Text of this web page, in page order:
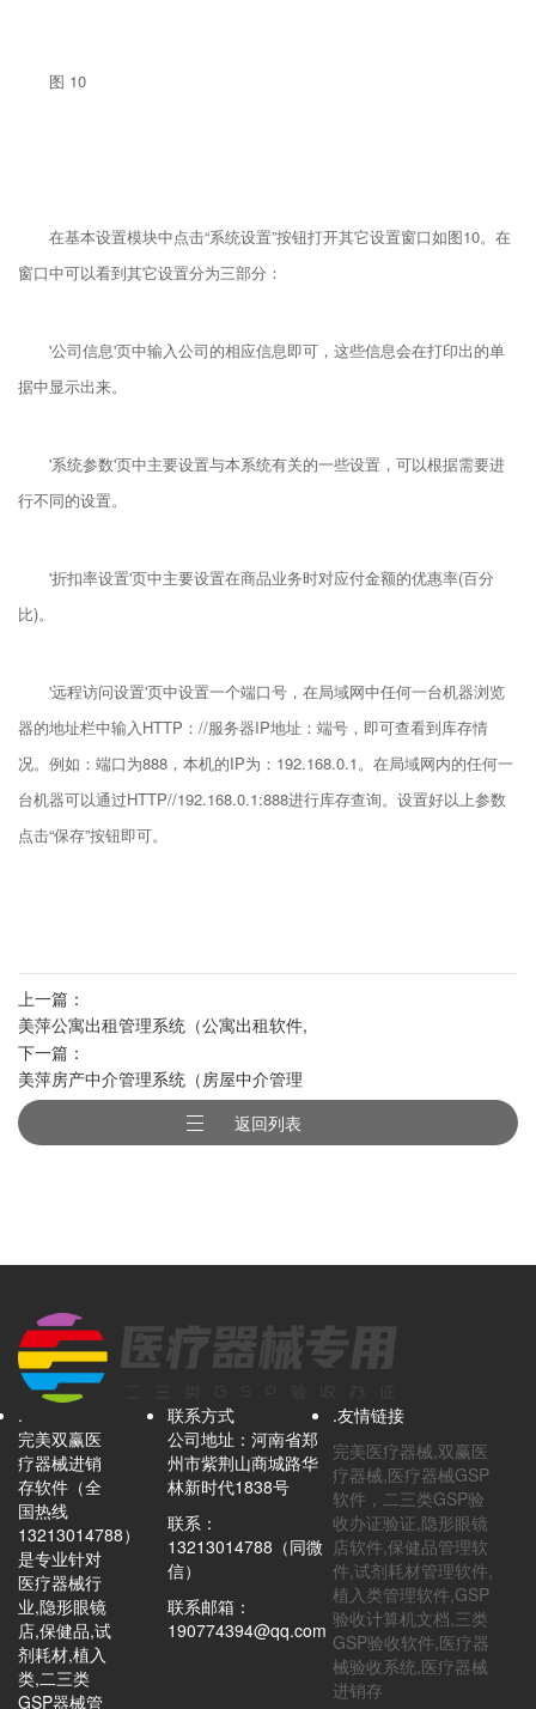
图 10
在基本设置模块中点击“系统设置”按钮打开其它设置窗口如图10。在
窗口中可以看到其它设置分为三部分：
'公司信息'页中输入公司的相应信息即可，这些信息会在打印出的单
据中显示出来。
'系统参数'页中主要设置与本系统有关的一些设置，可以根据需要进
行不同的设置。
'折扣率设置'页中主要设置在商品业务时对应付金额的优惠率(百分
比)。
'远程访问设置'页中设置一个端口号，在局域网中任何一台机器浏览
器的地址栏中输入HTTP：//服务器IP地址：端号，即可查看到库存情
况。例如：端口为888，本机的IP为：192.168.0.1。在局域网内的任何一
台机器可以通过HTTP//192.168.0.1:888进行库存查询。设置好以上参数
点击“保存”按钮即可。
上一篇：
美萍公寓出租管理系统（公寓出租软件,
房屋中介软件,办公室出租软件）
下一篇：
美萍房产中介管理系统（房屋中介管理
软件,房介管理软件,房屋出租管理软件）
返回列表
.
完美双赢医
疗器械进销
存软件（全
国热线
13213014788）
是专业针对
医疗器械行
业,隐形眼镜
店,保健品,试
剂耗材,植入
类,二三类
GSP器械管
联系方式
公司地址：河南省郑
州市紫荆山商城路华
林新时代1838号
联系：
13213014788（同微
信）
联系邮箱：
190774394@qq.com
.友情链接
完美医疗器械,双赢医
疗器械,医疗器械GSP
软件，二三类GSP验
收办证验证,隐形眼镜
店软件,保健品管理软
件,试剂耗材管理软件,
植入类管理软件,GSP
验收计算机文档,三类
GSP验收软件,医疗器
械验收系统,医疗器械
进销存